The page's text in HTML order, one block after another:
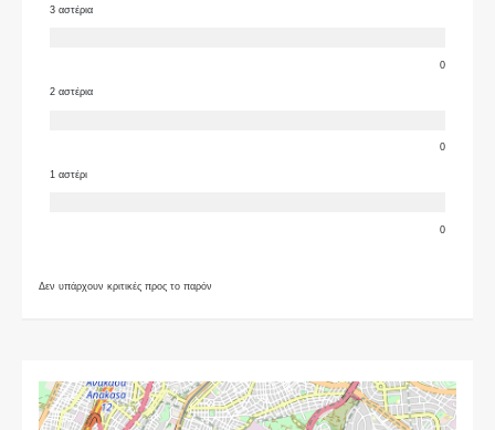
3 αστέρια
0
2 αστέρια
0
1 αστέρι
0
Δεν υπάρχουν κριτικές προς το παρόν